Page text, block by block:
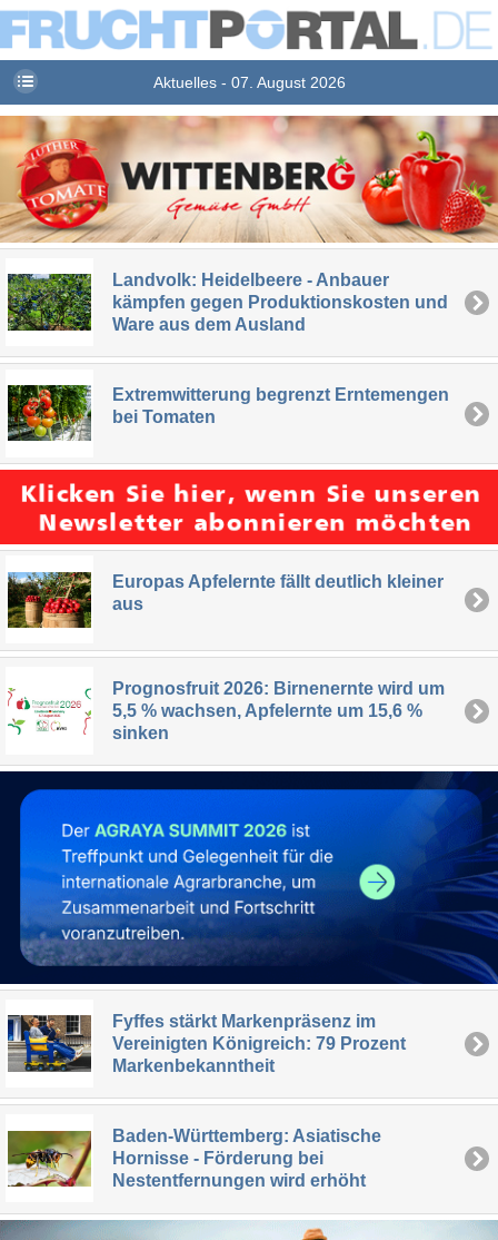
Aktuelles - 07. August 2026
Landvolk: Heidelbeere - Anbauer
kämpfen gegen Produktionskosten und
Ware aus dem Ausland
Extremwitterung begrenzt Erntemengen
bei Tomaten
Europas Apfelernte fällt deutlich kleiner
aus
Prognosfruit 2026: Birnenernte wird um
5,5 % wachsen, Apfelernte um 15,6 %
sinken
Fyffes stärkt Markenpräsenz im
Vereinigten Königreich: 79 Prozent
Markenbekanntheit
Baden-Württemberg: Asiatische
Hornisse - Förderung bei
Nestentfernungen wird erhöht